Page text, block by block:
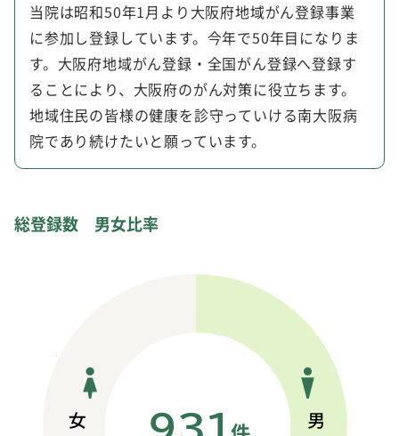
当院は昭和50年1月より大阪府地域がん登録事業
に参加し登録しています。今年で50年目になりま
す。大阪府地域がん登録・全国がん登録へ登録す
ることにより、大阪府のがん対策に役立ちます。
地域住民の皆様の健康を診守っていける南大阪病
院であり続けたいと願っています。
総登録数 男女比率